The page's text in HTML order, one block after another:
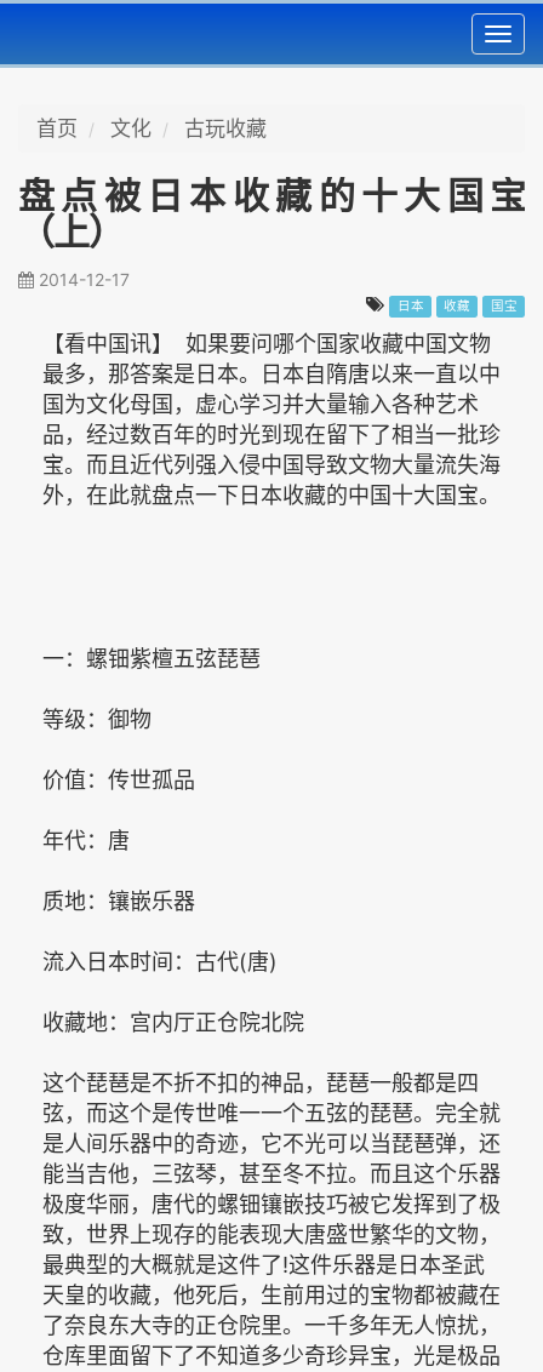
首页 文化 古玩收藏
盘点被日本收藏的十大国宝
（上）
2014-12-17
日本 收藏 国宝
【看中国讯】 如果要问哪个国家收藏中国文物
最多，那答案是日本。日本自隋唐以来一直以中
国为文化母国，虚心学习并大量输入各种艺术
品，经过数百年的时光到现在留下了相当一批珍
宝。而且近代列强入侵中国导致文物大量流失海
外，在此就盘点一下日本收藏的中国十大国宝。
一：螺钿紫檀五弦琵琶
等级：御物
价值：传世孤品
年代：唐
质地：镶嵌乐器
流入日本时间：古代(唐)
收藏地：宫内厅正仓院北院
这个琵琶是不折不扣的神品，琵琶一般都是四
弦，而这个是传世唯一一个五弦的琵琶。完全就
是人间乐器中的奇迹，它不光可以当琵琶弹，还
能当吉他，三弦琴，甚至冬不拉。而且这个乐器
极度华丽，唐代的螺钿镶嵌技巧被它发挥到了极
致，世界上现存的能表现大唐盛世繁华的文物，
最典型的大概就是这件了!这件乐器是日本圣武
天皇的收藏，他死后，生前用过的宝物都被藏在
了奈良东大寺的正仓院里。一千多年无人惊扰，
仓库里面留下了不知道多少奇珍异宝，光是极品